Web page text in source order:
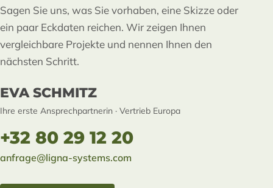
Sagen Sie uns, was Sie vorhaben, eine Skizze oder
ein paar Eckdaten reichen. Wir zeigen Ihnen
vergleichbare Projekte und nennen Ihnen den
nächsten Schritt.
EVA SCHMITZ
Ihre erste Ansprechpartnerin · Vertrieb Europa
+32 80 29 12 20
anfrage@ligna-systems.com